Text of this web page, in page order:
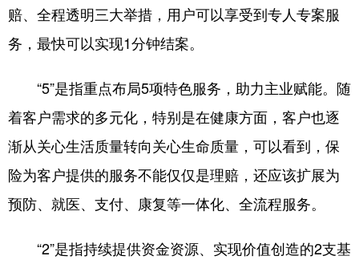
赔、全程透明三大举措，用户可以享受到专人专案服
务，最快可以实现1分钟结案。
“5”是指重点布局5项特色服务，助力主业赋能。随
着客户需求的多元化，特别是在健康方面，客户也逐
渐从关心生活质量转向关心生命质量，可以看到，保
险为客户提供的服务不能仅仅是理赔，还应该扩展为
预防、就医、支付、康复等一体化、全流程服务。
“2”是指持续提供资金资源、实现价值创造的2支基